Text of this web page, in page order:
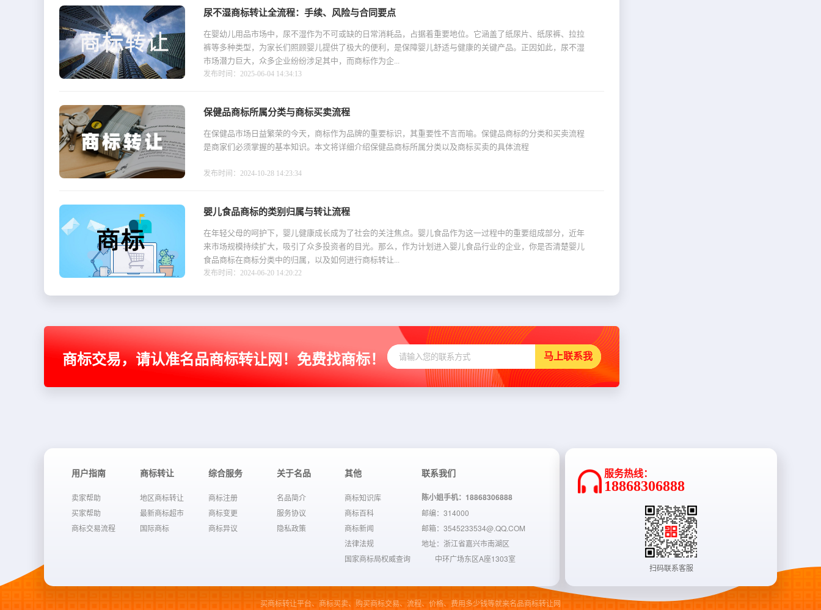
尿不湿商标转让全流程：手续、风险与合同要点
在婴幼儿用品市场中，尿不湿作为不可或缺的日常消耗品，占据着重要地位。它涵盖了纸尿片、纸尿裤、拉拉
裤等多种类型，为家长们照顾婴儿提供了极大的便利，是保障婴儿舒适与健康的关键产品。正因如此，尿不湿
市场潜力巨大，众多企业纷纷涉足其中，而商标作为企...
发布时间：2025-06-04 14:34:13
保健品商标所属分类与商标买卖流程
在保健品市场日益繁荣的今天，商标作为品牌的重要标识，其重要性不言而喻。保健品商标的分类和买卖流程
是商家们必须掌握的基本知识。本文将详细介绍保健品商标所属分类以及商标买卖的具体流程
发布时间：2024-10-28 14:23:34
婴儿食品商标的类别归属与转让流程
在年轻父母的呵护下，婴儿健康成长成为了社会的关注焦点。婴儿食品作为这一过程中的重要组成部分，近年
来市场规模持续扩大，吸引了众多投资者的目光。那么，作为计划进入婴儿食品行业的企业，你是否清楚婴儿
食品商标在商标分类中的归属，以及如何进行商标转让...
发布时间：2024-06-20 14:20:22
商标交易，请认准名品商标转让网！免费找商标！ 马上联系我
用户指南
卖家帮助
买家帮助
商标交易流程
商标转让
地区商标转让
最新商标超市
国际商标
综合服务
商标注册
商标变更
商标异议
关于名品
名品简介
服务协议
隐私政策
其他
商标知识库
商标百科
商标新闻
法律法规
国家商标局权威查询
联系我们
陈小姐手机：18868306888
邮编：314000
邮箱：3545233534@.QQ.COM
地址：浙江省嘉兴市南湖区
中环广场东区A座1303室
服务热线：
18868306888
扫码联系客服
买商标转让平台、商标买卖、购买商标交易、流程、价格、费用多少钱等就来名品商标转让网